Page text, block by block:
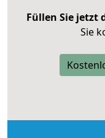
Füllen Sie jetzt
Sie